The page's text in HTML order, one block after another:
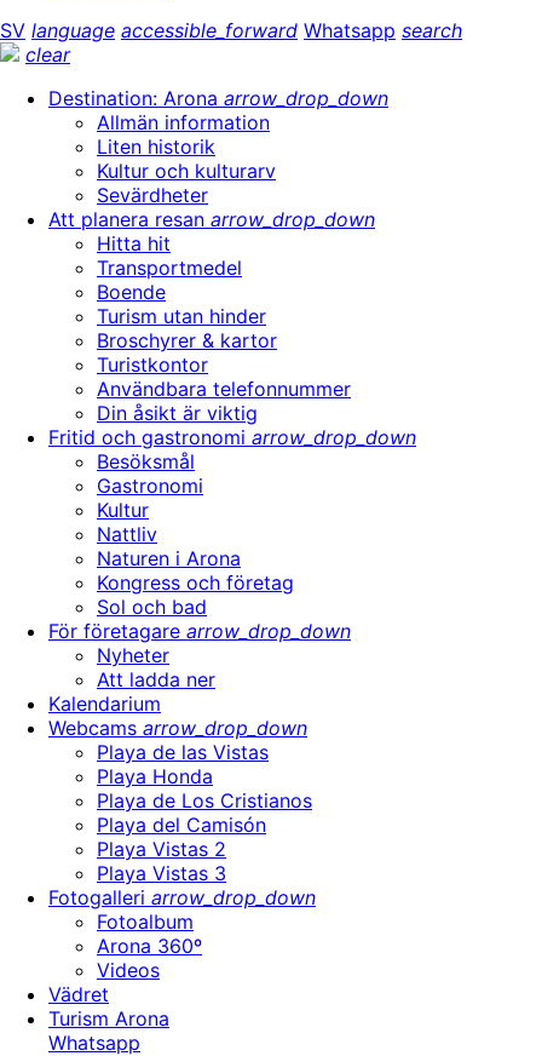
SV language accessible_forward Whatsapp search
clear
Destination: Arona arrow_drop_down
Allmän information
Liten historik
Kultur och kulturarv
Sevärdheter
Att planera resan arrow_drop_down
Hitta hit
Transportmedel
Boende
Turism utan hinder
Broschyrer & kartor
Turistkontor
Användbara telefonnummer
Din åsikt är viktig
Fritid och gastronomi arrow_drop_down
Besöksmål
Gastronomi
Kultur
Nattliv
Naturen i Arona
Kongress och företag
Sol och bad
För företagare arrow_drop_down
Nyheter
Att ladda ner
Kalendarium
Webcams arrow_drop_down
Playa de las Vistas
Playa Honda
Playa de Los Cristianos
Playa del Camisón
Playa Vistas 2
Playa Vistas 3
Fotogalleri arrow_drop_down
Fotoalbum
Arona 360º
Videos
Vädret
Turism Arona
Whatsapp